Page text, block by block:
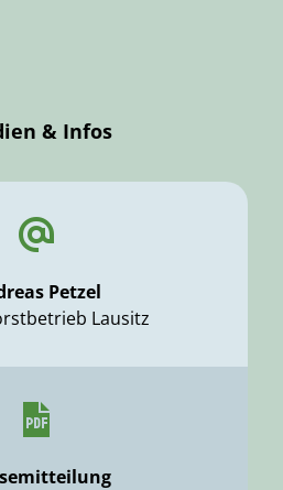
& Infos
Petzel
Lausitz